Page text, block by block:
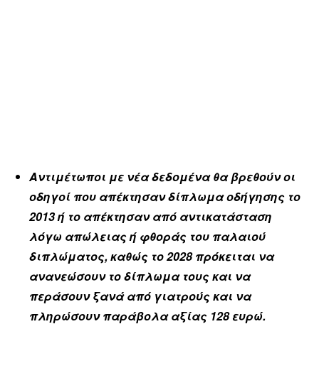
Αντιμέτωποι με νέα δεδομένα θα βρεθούν οι
οδηγοί που απέκτησαν δίπλωμα οδήγησης το
2013 ή το απέκτησαν από αντικατάσταση
λόγω απώλειας ή φθοράς του παλαιού
διπλώματος, καθώς το 2028 πρόκειται να
ανανεώσουν το δίπλωμα τους και να
περάσουν ξανά από γιατρούς και να
πληρώσουν παράβολα αξίας 128 ευρώ.